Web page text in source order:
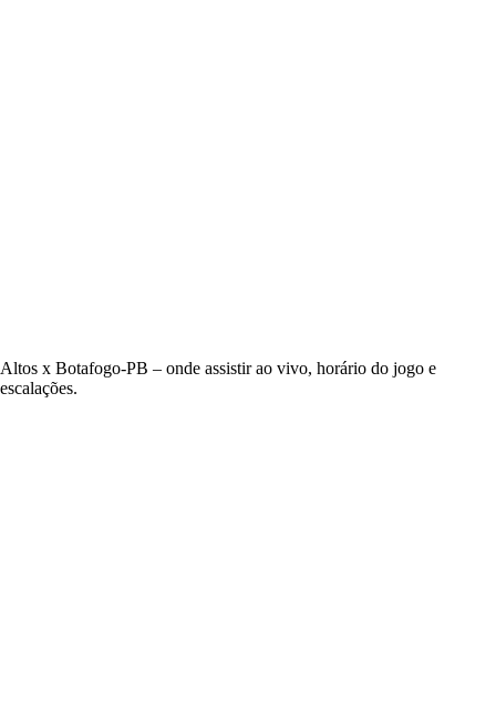
Altos x Botafogo-PB – onde assistir ao vivo, horário do jogo e
escalações.